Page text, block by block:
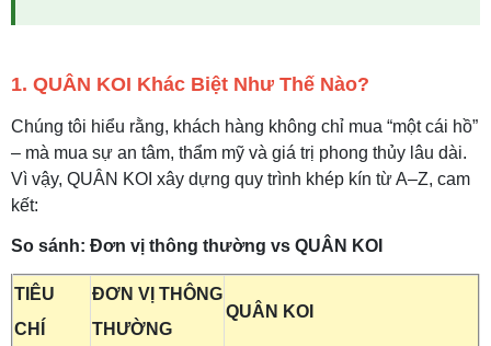
1. QUÂN KOI Khác Biệt Như Thế Nào?
Chúng tôi hiểu rằng, khách hàng không chỉ mua “một cái hồ”
– mà mua sự an tâm, thẩm mỹ và giá trị phong thủy lâu dài.
Vì vậy, QUÂN KOI xây dựng quy trình khép kín từ A–Z, cam
kết:
So sánh: Đơn vị thông thường vs QUÂN KOI
TIÊU
CHÍ
ĐƠN VỊ THÔNG
THƯỜNG
QUÂN KOI